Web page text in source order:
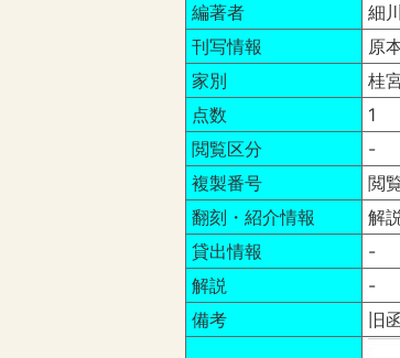
編著者
細
刊写情報
原
家別
桂
点数
1
閲覧区分
-
複製番号
閲
翻刻・紹介情報
解
貸出情報
-
解説
-
備考
旧